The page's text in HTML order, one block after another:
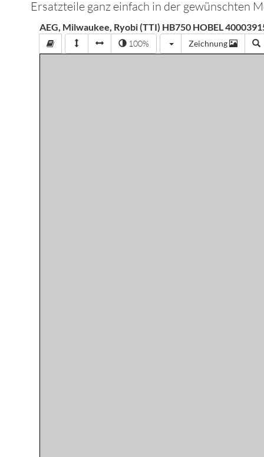
Ersatzteile ganz einfach in der gewünschten
AEG, Milwaukee, Ryobi (TTI) HB750 HOBEL
100% Zeichnung